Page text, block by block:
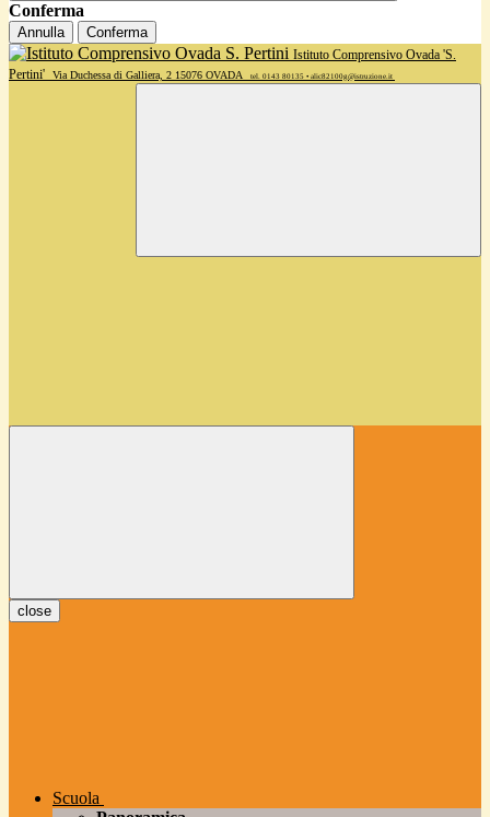
Conferma
Annulla Conferma
Istituto Comprensivo Ovada 'S.
Pertini'
Via Duchessa di Galliera, 2 15076 OVADA tel. 0143 80135 • alic82100g@istruzione.it
close
Scuola